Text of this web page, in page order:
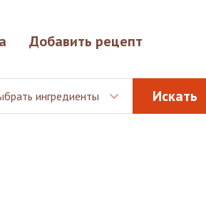
Добавить рецепт
ингредиенты